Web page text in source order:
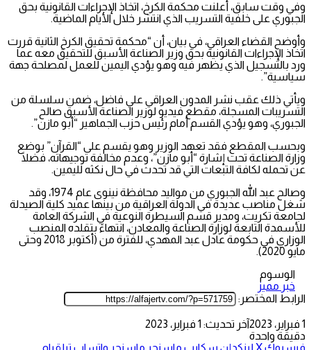
وفي وقت سابق، أعلنت محكمة الكرخ، اتخاذ الإجراءات القانونية بحق
الجبوري على خلفية التسريب الذي انتشر خلال الأيام الماضية.
وأوضح القضاء العراقي، في بيان، أن “محكمة تحقيق الكرخ الثانية قررت
اتخاذ الإجراءات القانونية بحق وزير الصناعة الأسبق للتحقيق معه عما
ورد بالتسجيل الذي يظهر فيه وهو يؤدي اليمين للعمل لمصلحة جهة
سياسية”.
ويأتي ذلك عقب نشر المدون العراقي علي فاضل، ضمن سلسلة من
التسريبات المسجلة، مقطع فيديو لوزير الصناعة الأسبق صالح
الجبوري، وهو يؤدي القسم أمام رئيس حزب الجماهير “أبو مازن”.
وبحسب المقطع فقد تعهد الوزير وهو يقسم على “القرآن” بوضع
وزارة الصناعة تحت إشارة “أبو مازن”، وعدم مخالفة توجيهاته، فضلًا
عن تحمله لكافة التبعات التي قد تحدث في حال نكثه لليمين.
وصالح عبد الله الجبوري من مواليد محافظة نينوى عام 1974، وقد
شغل مناصب عديدة في الدولة العراقية من بينها عميد كلية الصيدلة
لجامعة تكريت، ومدير قسم السيطرة النوعية في الشركة العامة
للأسمدة التابعة لوزارة الصناعة والمعادن، انتهاءً بتقلده المنصب
الوزاري في حكومة عادل عبد المهدي، للفترة من (أكتوبر 2018 وحتى
مايو 2020).
الوسوم
خبر مميز
الرابط المختصر:
1 فبراير، 2023
آخر تحديث: 1 فبراير، 2023
دقيقة واحدة